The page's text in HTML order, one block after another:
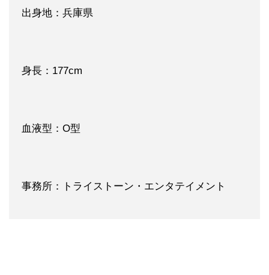
出身地：兵庫県
身長：177cm
血液型：O型
事務所：トライストーン・エンタテイメント